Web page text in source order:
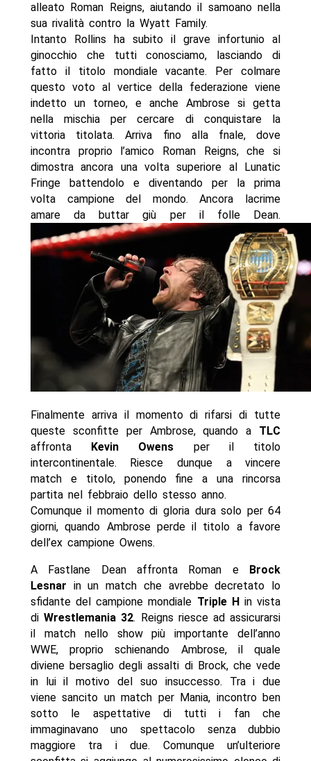
alleato Roman Reigns, aiutando il samoano nella
sua rivalità contro la Wyatt Family.
Intanto Rollins ha subito il grave infortunio al
ginocchio che tutti conosciamo, lasciando di
fatto il titolo mondiale vacante. Per colmare
questo voto al vertice della federazione viene
indetto un torneo, e anche Ambrose si getta
nella mischia per cercare di conquistare la
vittoria titolata. Arriva fino alla fnale, dove
incontra proprio l’amico Roman Reigns, che si
dimostra ancora una volta superiore al Lunatic
Fringe battendolo e diventando per la prima
volta campione del mondo. Ancora lacrime
amare da buttar giù per il folle Dean.
Finalmente arriva il momento di rifarsi di tutte
queste sconfitte per Ambrose, quando a TLC
affronta
Kevin Owens per il titolo
intercontinentale. Riesce dunque a vincere
match e titolo, ponendo fine a una rincorsa
partita nel febbraio dello stesso anno.
Comunque il momento di gloria dura solo per 64
giorni, quando Ambrose perde il titolo a favore
dell’ex campione Owens.
A Fastlane Dean affronta Roman e
Brock
Lesnar in un match che avrebbe decretato lo
sfidante del campione mondiale Triple H in vista
diWrestlemania 32. Reigns riesce ad assicurarsi
il match nello show più importante dell’anno
WWE, proprio schienando Ambrose, il quale
diviene bersaglio degli assalti di Brock, che vede
in lui il motivo del suo insuccesso. Tra i due
viene sancito un match per Mania, incontro ben
sotto le aspettative di tutti i fan che
immaginavano uno spettacolo senza dubbio
maggiore tra i due. Comunque un’ulteriore